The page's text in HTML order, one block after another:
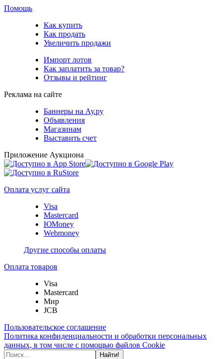
Помощь
Как купить
Как продать
Увеличить продажи
Импорт лотов
Как заплатить за товар?
Отзывы и рейтинг
Реклама на сайте
Баннеры на Ау.ру
Объявления
Магазинам
Выставить счет
Приложение Аукциона
Оплата услуг сайта
Visa
Mastercard
ЮMoney
Webmoney
Другие способы оплаты
Оплата товаров
Visa
Mastercard
Мир
JCB
Пользовательское соглашение
Политика конфиденциальности и обработки персональных
данных, в том числе с помощью файлов Cookie
Найти!